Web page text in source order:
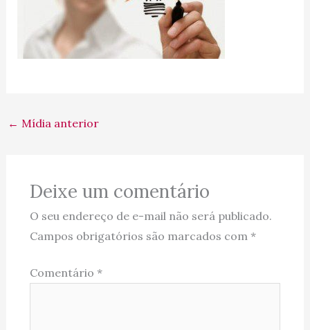
← Mídia anterior
Deixe um comentário
O seu endereço de e-mail não será publicado.
Campos obrigatórios são marcados com *
Comentário *